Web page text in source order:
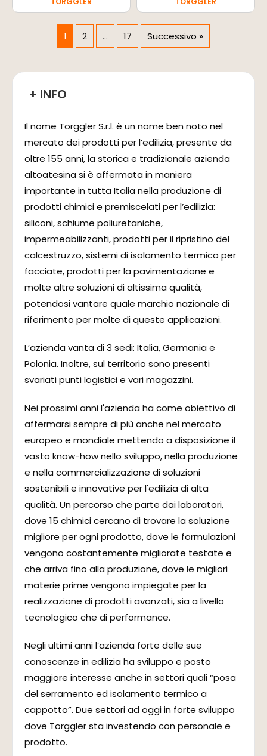
1 2 … 17 Successivo »
+ INFO
Il nome Torggler S.r.l. è un nome ben noto nel
mercato dei prodotti per l’edilizia, presente da
oltre 155 anni, la storica e tradizionale azienda
altoatesina si è affermata in maniera
importante in tutta Italia nella produzione di
prodotti chimici e premiscelati per l’edilizia:
siliconi, schiume poliuretaniche,
impermeabilizzanti, prodotti per il ripristino del
calcestruzzo, sistemi di isolamento termico per
facciate, prodotti per la pavimentazione e
molte altre soluzioni di altissima qualità,
potendosi vantare quale marchio nazionale di
riferimento per molte di queste applicazioni.
L’azienda vanta di 3 sedi: Italia, Germania e
Polonia. Inoltre, sul territorio sono presenti
svariati punti logistici e vari magazzini.
Nei prossimi anni l'azienda ha come obiettivo di
affermarsi sempre di più anche nel mercato
europeo e mondiale mettendo a disposizione il
vasto know-how nello sviluppo, nella produzione
e nella commercializzazione di soluzioni
sostenibili e innovative per l'edilizia di alta
qualità. Un percorso che parte dai laboratori,
dove 15 chimici cercano di trovare la soluzione
migliore per ogni prodotto, dove le formulazioni
vengono costantemente migliorate testate e
che arriva fino alla produzione, dove le migliori
materie prime vengono impiegate per la
realizzazione di prodotti avanzati, sia a livello
tecnologico che di performance.
Negli ultimi anni l’azienda forte delle sue
conoscenze in edilizia ha sviluppo e posto
maggiore interesse anche in settori quali “posa
del serramento ed isolamento termico a
cappotto”. Due settori ad oggi in forte sviluppo
dove Torggler sta investendo con personale e
prodotto.